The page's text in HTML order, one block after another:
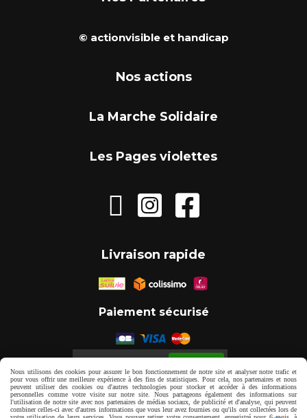
© actionvisible et handicap
Nos actions
La Marche Solidaire
Les Pages violettes
  
Livraison rapide
Paiement sécurisé
Mentions Légales Gestion cookies
Nous utilisons des cookies pour assurer le bon fonctionnement de notre site et analyser notre trafic et
pour vous offrir une meilleure expérience à des fins de statistiques. Pour cela, nos partenaires et nous
peuvent utiliser des cookies ou d'autres technologies pour stocker et accéder à des informations
personnelles comme votre visite sur notre site. Nous partageons également des informations sur
l'utilisation de notre site avec nos partenaires de médias sociaux, de publicité et d'analyse, qui peuvent
combiner celles-ci avec d'autres informations que vous leur avez fournies ou qu'ils ont collectées lors de